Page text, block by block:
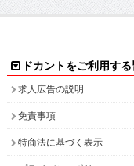
求人広告の説明
特商法に基づく表示
プライバシーポリシー